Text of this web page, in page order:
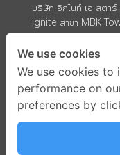
บริษัท อิกไนท์ เอ สตา
ignite สาขา MBK
ถนนพญาไท แขวงวังใ
We use cookies
We use cookies to
performance on
preferences by